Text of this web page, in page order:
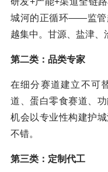
城河的正循环——监管
越集中。甘源、盐津、
第二类：品类专家
在细分赛道建立不可
道、蛋白零食赛道、
机会以专业性构建护
不错。
第三类：定制代工